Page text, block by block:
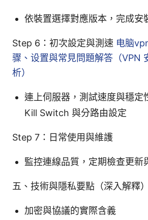
依裝置選擇對應版本，完成安
Step 6：初次設定與測速 电脑
骤、设置與常見問題解答（VPN
析）
連上伺服器，測試速度與穩定
Kill Switch 與分路由設定
Step 7：日常使用與維護
監控連線品質，定期檢查更新
五、技術與隱私要點（深入解釋）
加密與協議的實際含義